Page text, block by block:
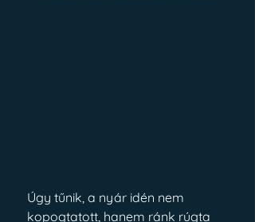
Úgy tűnik, a nyár idén nem
kopogtatott, hanem ránk rúgta